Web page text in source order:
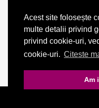
Acest site folosește
multe detalii privind
privind cookie-uri,
cookie-uri. Citeste
Am